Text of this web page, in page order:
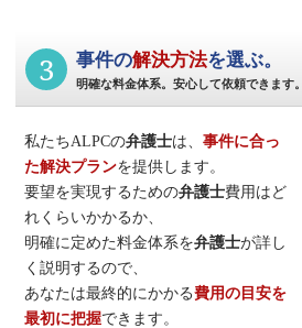
3 事件の解決方法を選ぶ。
明確な料金体系。安心して依頼できます。
私たちALPCの弁護士は、事件に合っ
た解決プランを提供します。
要望を実現するための弁護士費用はど
れくらいかかるか、
明確に定めた料金体系を弁護士が詳し
く説明するので、
あなたは最終的にかかる費用の目安を
最初に把握できます。